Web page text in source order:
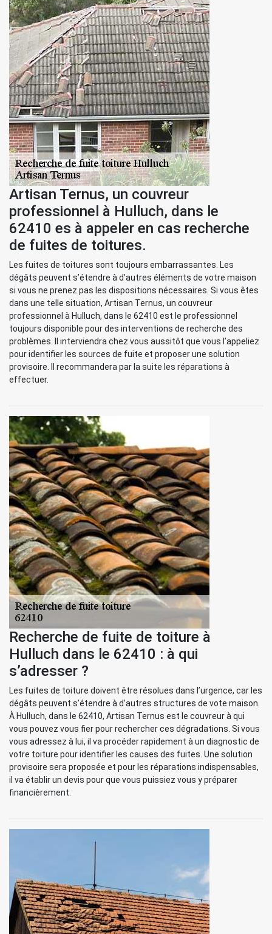
Artisan Ternus, un couvreur
professionnel à Hulluch, dans le
62410 es à appeler en cas recherche
de fuites de toitures.
Les fuites de toitures sont toujours embarrassantes. Les
dégâts peuvent s’étendre à d’autres éléments de votre maison
si vous ne prenez pas les dispositions nécessaires. Si vous êtes
dans une telle situation, Artisan Ternus, un couvreur
professionnel à Hulluch, dans le 62410 est le professionnel
toujours disponible pour des interventions de recherche des
problèmes. Il interviendra chez vous aussitôt que vous l’appeliez
pour identifier les sources de fuite et proposer une solution
provisoire. Il recommandera par la suite les réparations à
effectuer.
Recherche de fuite de toiture à
Hulluch dans le 62410 : à qui
s’adresser ?
Les fuites de toiture doivent être résolues dans l’urgence, car les
dégâts peuvent s’étendre à d’autres structures de vote maison.
À Hulluch, dans le 62410, Artisan Ternus est le couvreur à qui
vous pouvez vous fier pour rechercher ces dégradations. Si vous
vous adressez à lui, il va procéder rapidement à un diagnostic de
votre toiture pour identifier les causes des fuites. Une solution
provisoire sera proposée et pour les réparations indispensables,
il va établir un devis pour que vous puissiez vous y préparer
financièrement.